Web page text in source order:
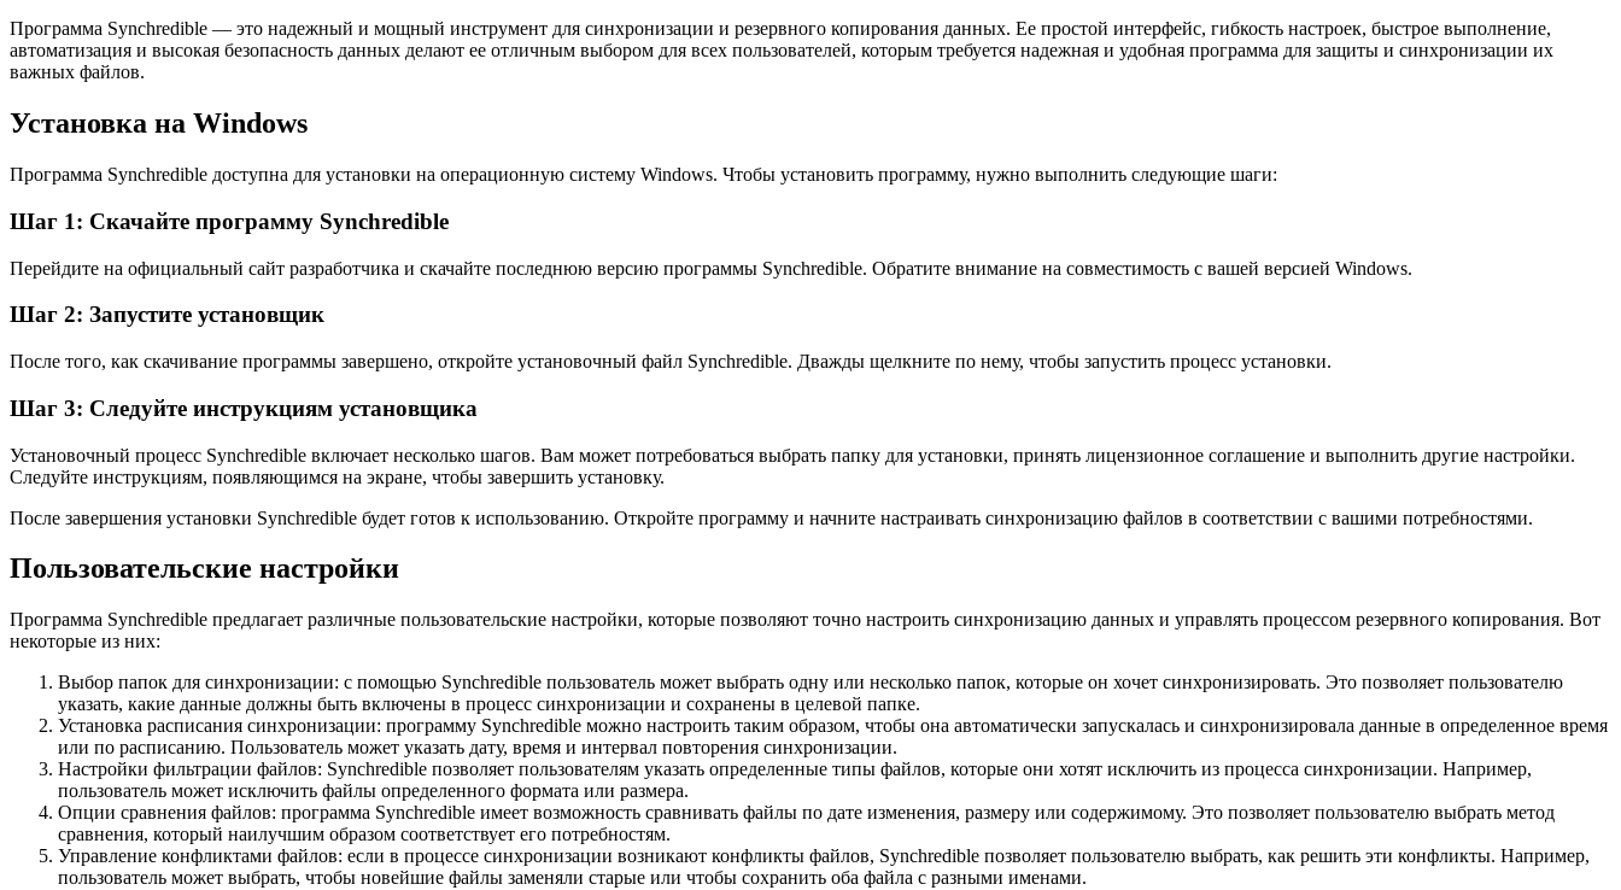
Программа Synchredible — это надежный и мощный инструмент для синхронизации и резервного копирования данных. Ее простой интерфейс, гибкость настроек, быстрое выполнение,
автоматизация и высокая безопасность данных делают ее отличным выбором для всех пользователей, которым требуется надежная и удобная программа для защиты и синхронизации их
важных файлов.
Установка на Windows
Программа Synchredible доступна для установки на операционную систему Windows. Чтобы установить программу, нужно выполнить следующие шаги:
Шаг 1: Скачайте программу Synchredible
Перейдите на официальный сайт разработчика и скачайте последнюю версию программы Synchredible. Обратите внимание на совместимость с вашей версией Windows.
Шаг 2: Запустите установщик
После того, как скачивание программы завершено, откройте установочный файл Synchredible. Дважды щелкните по нему, чтобы запустить процесс установки.
Шаг 3: Следуйте инструкциям установщика
Установочный процесс Synchredible включает несколько шагов. Вам может потребоваться выбрать папку для установки, принять лицензионное соглашение и выполнить другие настройки.
Следуйте инструкциям, появляющимся на экране, чтобы завершить установку.
После завершения установки Synchredible будет готов к использованию. Откройте программу и начните настраивать синхронизацию файлов в соответствии с вашими потребностями.
Пользовательские настройки
Программа Synchredible предлагает различные пользовательские настройки, которые позволяют точно настроить синхронизацию данных и управлять процессом резервного копирования. Вот
некоторые из них:
Выбор папок для синхронизации: с помощью Synchredible пользователь может выбрать одну или несколько папок, которые он хочет синхронизировать. Это позволяет пользователю
указать, какие данные должны быть включены в процесс синхронизации и сохранены в целевой папке.
Установка расписания синхронизации: программу Synchredible можно настроить таким образом, чтобы она автоматически запускалась и синхронизировала данные в определенное время
или по расписанию. Пользователь может указать дату, время и интервал повторения синхронизации.
Настройки фильтрации файлов: Synchredible позволяет пользователям указать определенные типы файлов, которые они хотят исключить из процесса синхронизации. Например,
пользователь может исключить файлы определенного формата или размера.
Опции сравнения файлов: программа Synchredible имеет возможность сравнивать файлы по дате изменения, размеру или содержимому. Это позволяет пользователю выбрать метод
сравнения, который наилучшим образом соответствует его потребностям.
Управление конфликтами файлов: если в процессе синхронизации возникают конфликты файлов, Synchredible позволяет пользователю выбрать, как решить эти конфликты. Например,
пользователь может выбрать, чтобы новейшие файлы заменяли старые или чтобы сохранить оба файла с разными именами.